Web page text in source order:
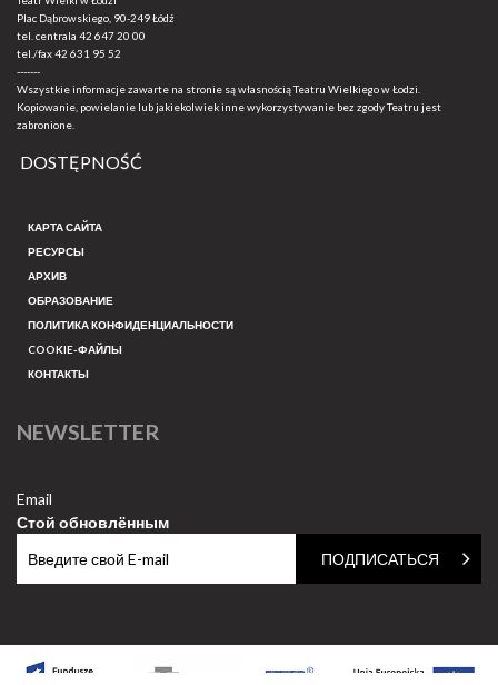
Plac Dąbrowskiego, 90-249 Łódź
tel. centrala 42 647 20 00
tel./fax42 631 95 52
-------
Wszystkie informacje zawarte na stronie są własnością Teatru Wielkiego w Łodzi.
Kopiowanie, powielanie lub jakiekolwiek inne wykorzystywanie bez zgody Teatru jest
zabronione.
DOSTĘPNOŚĆ
КАРТА САЙТА
РЕСУРСЫ
АРХИВ
ОБРАЗОВАНИЕ
ПОЛИТИКА КОНФИДЕНЦИАЛЬНОСТИ
COOKIE-ФАЙЛЫ
КОНТАКТЫ
NEWSLETTER
Email
Стой обновлённым